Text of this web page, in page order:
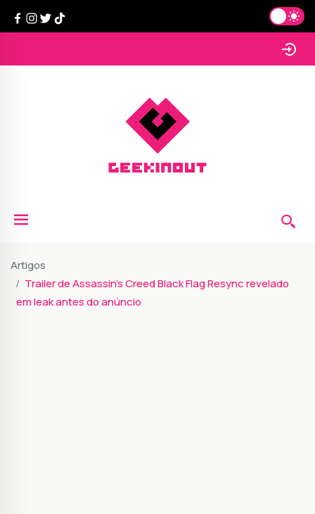
Artigos
Trailer de Assassin's Creed Black Flag Resync revelado
em leak antes do anúncio